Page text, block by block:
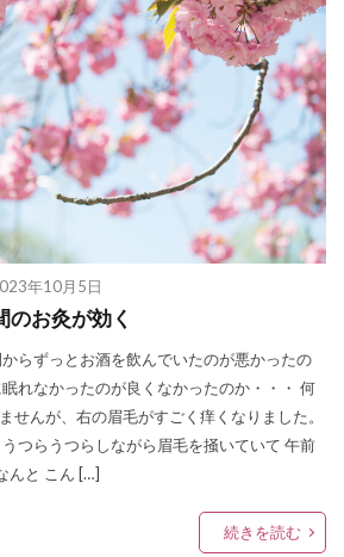
年10月5日
のお灸が効く
らずっとお酒を飲んでいたのが悪かったの
れなかったのが良くなかったのか・・・ 何
せんが、右の眉毛がすごく痒くなりました。
つらうつらしながら眉毛を掻いていて 午前
んと こん […]
続きを読む